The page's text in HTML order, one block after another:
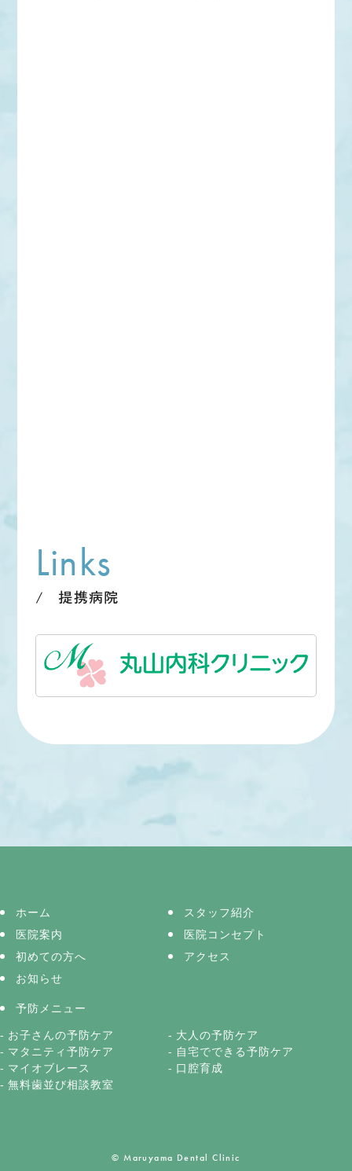
Links
提携病院
ホーム
スタッフ紹介
医院案内
医院コンセプト
初めての方へ
アクセス
お知らせ
予防メニュー
お子さんの予防ケア
大人の予防ケア
マタニティ予防ケア
自宅でできる予防ケア
マイオブレース
口腔育成
無料歯並び相談教室
© Maruyama Dental Clinic